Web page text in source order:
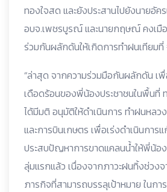
ทองใจสด และยังประสานไปยังนายอัค
อบจ.เพชรบูรณ์ และนายกฤษณ์ คงเ
ร่วมกันผลักดันให้เกิดการทำฝนเทียม
“ล่าสุด จากความร่วมมือกันผลักดัน เ
เดือดร้อนของพี่น้องประชาชนในพื้นที่
ได้มีมติ อนุมัติให้ดำเนินการ ทำฝนหล
และการบินเกษตร เพื่อเร่งดำเนินกา
ประสบปัญหาการขาดแคลนน้ำให้พี่น้อ
ลุ่มแรกแล้ว เนื่องจากภาวะฝนทิ้งช่ว
ภารกิจที่สามารถบรรลุเป้าหมาย ในกา